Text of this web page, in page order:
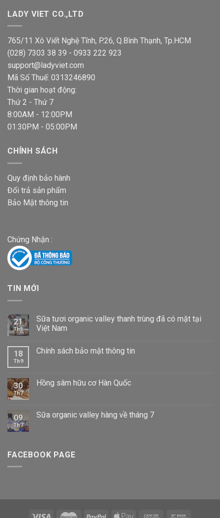
LADY VIET CO.,LTD
765/11 Xô Viết Nghệ Tĩnh, P.26, Q.Bình Thạnh, Tp.HCM
(028) 7303 38 39 - 0933 222 923
support@ladyviet.com
Mã Số Thuế: 0313246890
Thời gian hoạt động:
Thứ 2 - Thứ 7
8:00AM - 12:00PM
01:30PM - 05:00PM
CHÍNH SÁCH
Quy định bảo hành
Đổi trả sản phẩm
Bảo Mật thông tin
Chứng Nhận :
TIN MỚI
21
Th6
Sữa tươi organic valley thanh trùng đã có mặt tại
Việt Nam
18
Th9
Chính sách bảo mật thông tin
30
Th7
Hồng sâm hữu cơ Hàn Quốc
09
Th7
Sữa organic valley hàng về tháng 7
FACEBOOK PAGE